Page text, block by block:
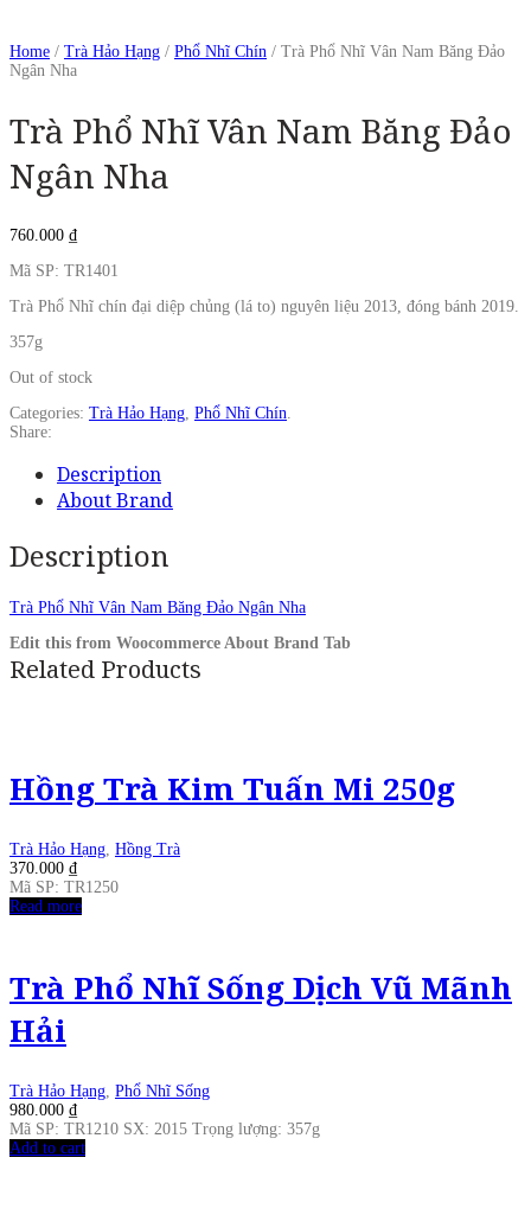
Home / Trà Hảo Hạng / Phổ Nhĩ Chín / Trà Phổ Nhĩ Vân Nam Băng Đảo
Ngân Nha
Trà Phổ Nhĩ Vân Nam Băng Đảo
Ngân Nha
760.000 ₫
Mã SP: TR1401
Trà Phổ Nhĩ chín đại diệp chủng (lá to) nguyên liệu 2013, đóng bánh 2019.
357g
Out of stock
Categories: Trà Hảo Hạng Phổ Nhĩ Chín
Share:
Description
About Brand
Description
Trà Phổ Nhĩ Vân Nam Băng Đảo Ngân Nha
Edit this from Woocommerce About Brand Tab
Related Products
Hồng Trà Kim Tuấn Mi 250g
Trà Hảo Hạng Hồng Trà
370.000 ₫
Mã SP: TR1250
Read more
Trà Phổ Nhĩ Sống Dịch Vũ Mãnh
Hải
Trà Hảo Hạng Phổ Nhĩ Sống
980.000 ₫
Mã SP: TR1210 SX: 2015 Trọng lượng: 357g
Add to cart